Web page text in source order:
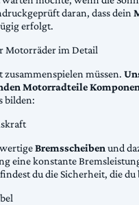
daran, dass dein
erfolgt.
Motorräder im Detail
müssen.
Motorradteile
bilden:
Bremsscheibenund
eine konstante
du die Sicherheit, die du